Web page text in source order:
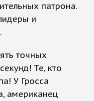
патрона.
и
точных
Те, кто
У Гросса
американец